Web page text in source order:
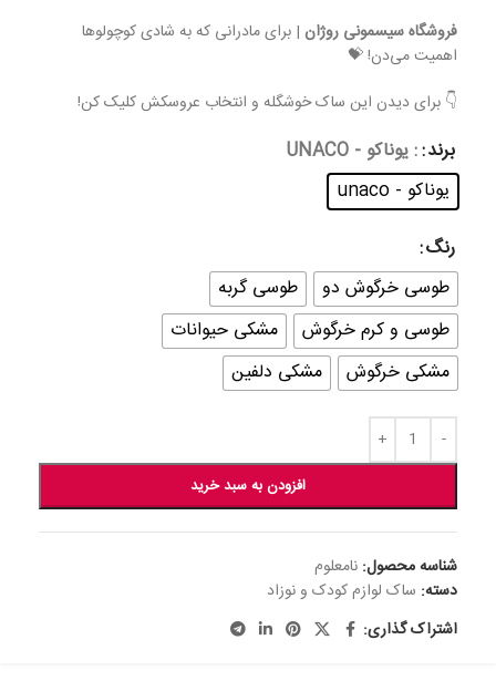
فروشگاه سیسمونی روژان | برای مادرانی که به شادی کوچولوها
اهمیت می‌دن! 💝
👇 برای دیدن این ساک خوشگله و انتخاب عروسکش کلیک کن!
برند : یوناکو - UNACO
یوناکو - unaco
رنگ
طوسی خرگوش دو
طوسی گربه
طوسی و کرم خرگوش
مشکی حیوانات
مشکی خرگوش
مشکی دلفین
افزودن به سبد خرید
شناسه محصول: نامعلوم
دسته: ساک لوازم کودک و نوزاد
اشتراک گذاری: